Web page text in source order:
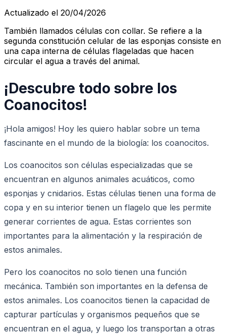
Actualizado el 20/04/2026
También llamados células con collar. Se refiere a la
segunda constitución celular de las esponjas consiste en
una capa interna de células flageladas que hacen
circular el agua a través del animal.
¡Descubre todo sobre los
Coanocitos!
¡Hola amigos! Hoy les quiero hablar sobre un tema
fascinante en el mundo de la biología: los coanocitos.
Los coanocitos son células especializadas que se
encuentran en algunos animales acuáticos, como
esponjas y cnidarios. Estas células tienen una forma de
copa y en su interior tienen un flagelo que les permite
generar corrientes de agua. Estas corrientes son
importantes para la alimentación y la respiración de
estos animales.
Pero los coanocitos no solo tienen una función
mecánica. También son importantes en la defensa de
estos animales. Los coanocitos tienen la capacidad de
capturar partículas y organismos pequeños que se
encuentran en el agua, y luego los transportan a otras